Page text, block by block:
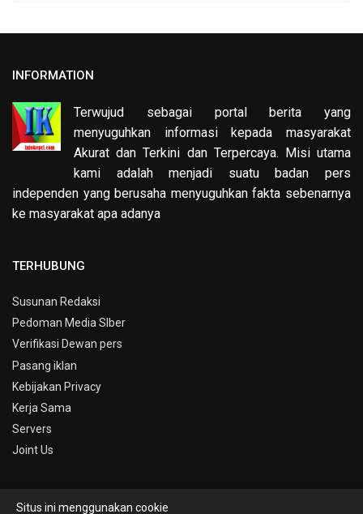
INFORMATION
Terwujud sebagai portal berita yang
menyuguhkan informasi kepada masyarakat
Akurat dan Terkini dan Terpercaya. Misi utama
kami adalah menjadi suatu badan pers
independen yang berusaha menyuguhkan fakta sebenarnya
ke masyarakat apa adanya
TERHUBUNG
Susunan Redaksi
Pedoman Media SIber
Verifikasi Dewan pers
Pasang iklan
Kebijakan Privacy
Kerja Sama
Servers
Joint Us
Situs ini menggunakan cookie